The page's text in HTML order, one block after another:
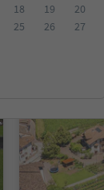
18 19
20
25 26
27